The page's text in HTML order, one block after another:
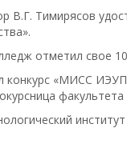
В.Г. Тимирясов
отметил свое
«МИСС